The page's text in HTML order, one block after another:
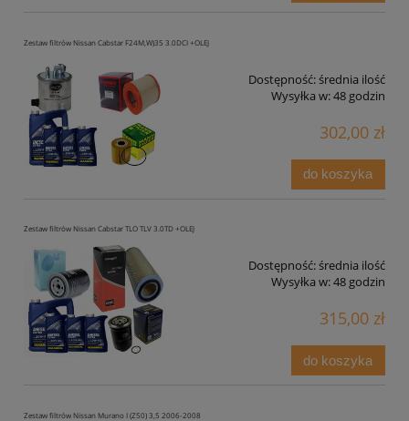
Zestaw filtrów Nissan Cabstar F24M,W)35 3.0DCI +OLEJ
Dostępność:średnia ilość
Wysyłka w:48 godzin
302,00 zł
do koszyka
Zestaw filtrów Nissan Cabstar TLO TLV 3.0TD +OLEJ
Dostępność:średnia ilość
Wysyłka w:48 godzin
315,00 zł
do koszyka
Zestaw filtrów Nissan Murano I (Z50) 3,5 2006-2008